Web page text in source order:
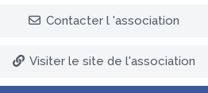
Contacter l 'association
Visiter le site de l'association